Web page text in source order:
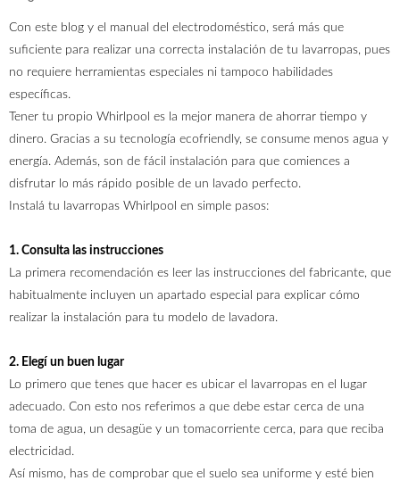
Con este blog y el manual del electrodoméstico, será más que
suficiente para realizar una correcta instalación de tu lavarropas, pues
no requiere herramientas especiales ni tampoco habilidades
específicas.
Tener tu propio Whirlpool es la mejor manera de ahorrar tiempo y
dinero. Gracias a su tecnología ecofriendly, se consume menos agua y
energía. Además, son de fácil instalación para que comiences a
disfrutar lo más rápido posible de un lavado perfecto.
Instalá tu lavarropas Whirlpool en simple pasos:
1. Consulta las instrucciones
La primera recomendación es leer las instrucciones del fabricante, que
habitualmente incluyen un apartado especial para explicar cómo
realizar la instalación para tu modelo de lavadora.
2. Elegí un buen lugar
Lo primero que tenes que hacer es ubicar el lavarropas en el lugar
adecuado. Con esto nos referimos a que debe estar cerca de una
toma de agua, un desagüe y un tomacorriente cerca, para que reciba
electricidad.
Así mismo, has de comprobar que el suelo sea uniforme y esté bien